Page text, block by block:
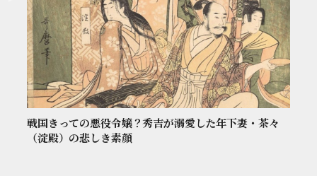
戦国きっての悪役令嬢？秀吉が溺愛した年下妻・茶々
（淀殿）の悲しき素顔